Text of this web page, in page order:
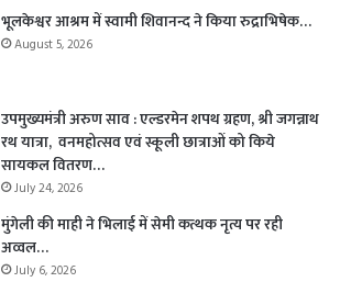
भूलकेश्वर आश्रम में स्वामी शिवानन्द ने किया रुद्राभिषेक…
August 5, 2026
उपमुख्यमंत्री अरुण साव : एल्डरमेन शपथ ग्रहण, श्री जगन्नाथ
रथ यात्रा, वनमहोत्सव एवं स्कूली छात्राओं को किये
सायकल वितरण…
July 24, 2026
मुंगेली की माही ने भिलाई में सेमी कत्थक नृत्य पर रही
अव्वल…
July 6, 2026